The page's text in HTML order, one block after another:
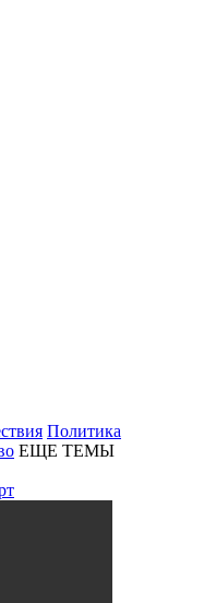
Политика
ЕЩЕ ТЕМЫ